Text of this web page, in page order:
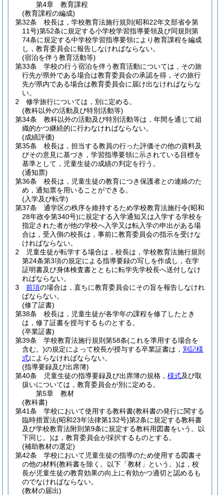
第4章
教育課程
(教育課程の編成)
第32条
校長は，学校教育法施行規則 (昭和22年文部省令第
11号)第52条に規定する小学校学習指導要領及び同規則第
74条に規定する中学校学習指導要領により教育課程を編成
し，教育委員会に報告しなければならない。
(宿泊を伴う教育活動等)
第33条
学校の行う宿泊を伴う教育活動については，その旅
行先が県外である場合は教育委員会の承認を得，その旅行
先が県内である場合は教育委員会に届け出なければならな
い。
2
修学旅行については，別に定める。
(教科以外の活動及び特別活動等)
第34条
教科以外の活動及び特別活動等は，年間を通じて組
織的かつ継続的に行わなければならない。
(成績評価)
第35条
校長は，担当する教員の行った評価その他の資料及
びその意見に基づき，学習指導要領に示されている目標を
基準として，児童生徒の成績の判定を行う。
(通知票)
第36条
校長は，児童生徒の教育につき保護者との連絡のた
め，通知票を用いることができる。
(入学及び転学)
第37条
通学区の秩序を維持するため学校教育法施行令(昭和
28年政令第340号)に規定する入学通知又は入学する学校を
指定された者が他の学校へ入学又は転入学の申出がある場
合は，受入側の校長は，事前に教育委員会の指示を受けな
ければならない。
2
児童生徒が転学する場合は，校長は，学校教育法施行規則
第24条第3項の規定による指導要録の写しを作成し，在学
証明書及び身体検査書とともに転学先学校長へ送付しなけ
ればならない。
3
前項の場合は，直ちに教育委員会にその旨を報告しなけれ
ばならない。
(修了証書)
第38条
校長は，児童生徒が各学年の課程を修了したとき
は，修了証書を授与するものとする。
(卒業証書)
第39条
学校教育法施行規則第58条(これを準用する場合を
含む。)の規定によって校長が授与する卒業証書は， 別記様
式によらなければならない。
(指導要録及び出席簿)
第40条
児童生徒の指導要録及び出席簿の規格， 様式及び取
扱いについては，教育委員会が別に定める。
第5章
教材
(教科書)
第41条
学校において使用する教科書(教科書の発行に関する
臨時措置法(昭和23年法律第132号)第2条に規定する教科書
及び学校教育法附則第9条に規定する教科用図書をいう。以
下同じ。)は，教育委員会が採択するものとする。
(補助教材の選定)
第42条
学校において児童生徒の指導のため使用する図書そ
の他の材料(教科書を除く。以下「教材」という。)は，校
長が児童生徒の教育効果の向上に有効かつ適切と認めるも
のでなければならない。
(教材の届出)